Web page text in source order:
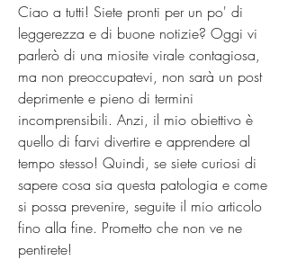
Ciao a tutti! Siete pronti per un po' di
leggerezza e di buone notizie? Oggi vi
parlerò di una miosite virale contagiosa,
ma non preoccupatevi, non sarà un post
deprimente e pieno di termini
incomprensibili. Anzi, il mio obiettivo è
quello di farvi divertire e apprendere al
tempo stesso! Quindi, se siete curiosi di
sapere cosa sia questa patologia e come
si possa prevenire, seguite il mio articolo
fino alla fine. Prometto che non ve ne
pentirete!